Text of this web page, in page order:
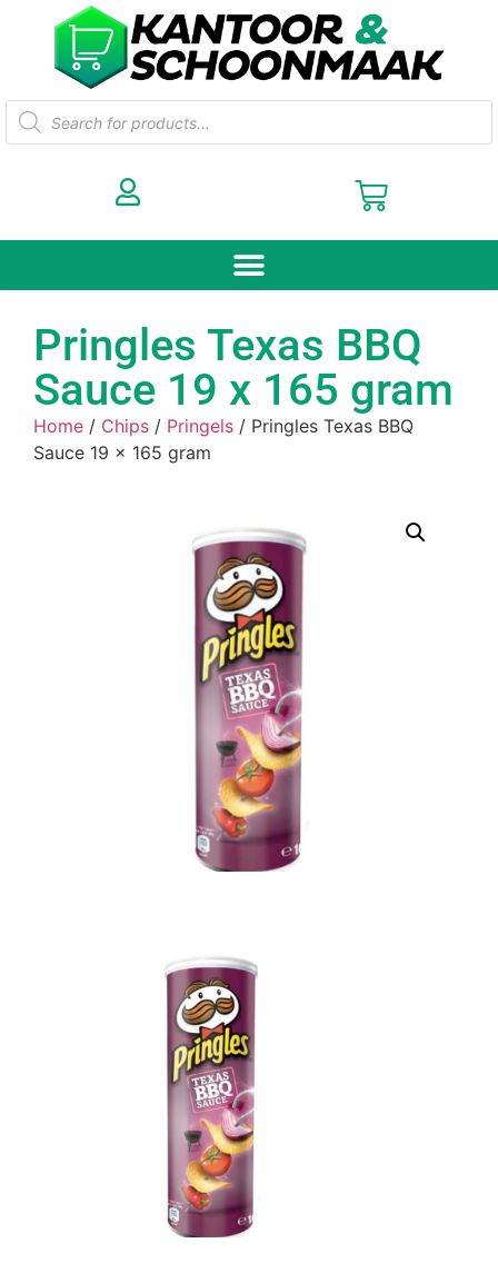
Pringles Texas BBQ
Sauce 19 x 165 gram
Home / Chips / Pringels / Pringles Texas BBQ
Sauce 19 x 165 gram